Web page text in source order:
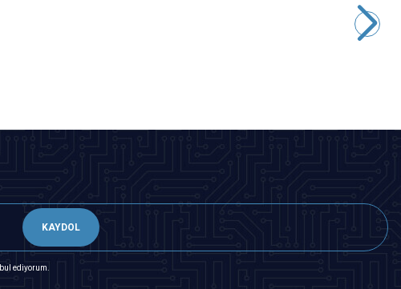
KAYDOL
ediyorum.